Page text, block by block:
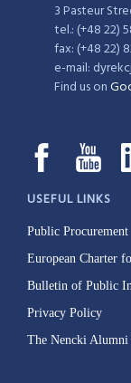
3 Pasteur
tel.: (+48 22)
fax: (+48 22)
e-mail:
Find us on
USEFUL LINKS
Public Procurement
European Charter
Bulletin of Public
Privacy Policy
The Nencki Alumni